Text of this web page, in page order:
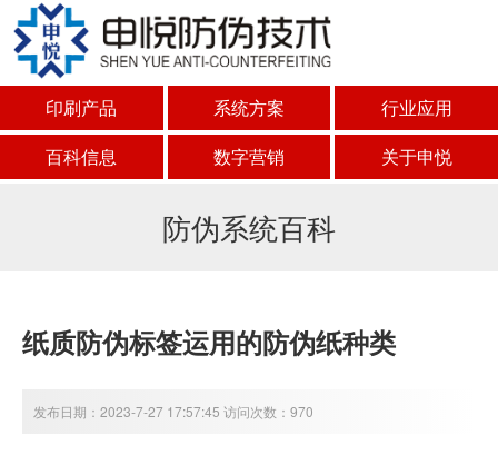
印刷产品 系统方案
行业应用
百科信息
数字营销 关于申悦
防伪系统百科
纸质防伪标签运用的防伪纸种类
发布日期：2023-7-27 17:57:45 访问次数：970